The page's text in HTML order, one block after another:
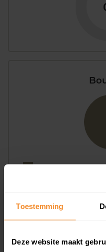
Toestemming
Deze website maakt
T/m 1945
1981 - 2007